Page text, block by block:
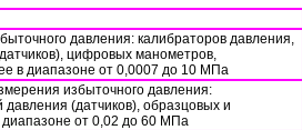
давления: калибраторов давления,
цифровых манометров,
в диапазоне от 0,0007 до 10 МПа
избыточного давления:
(датчиков), образцовых и
диапазоне от 0,02 до 60 МПа